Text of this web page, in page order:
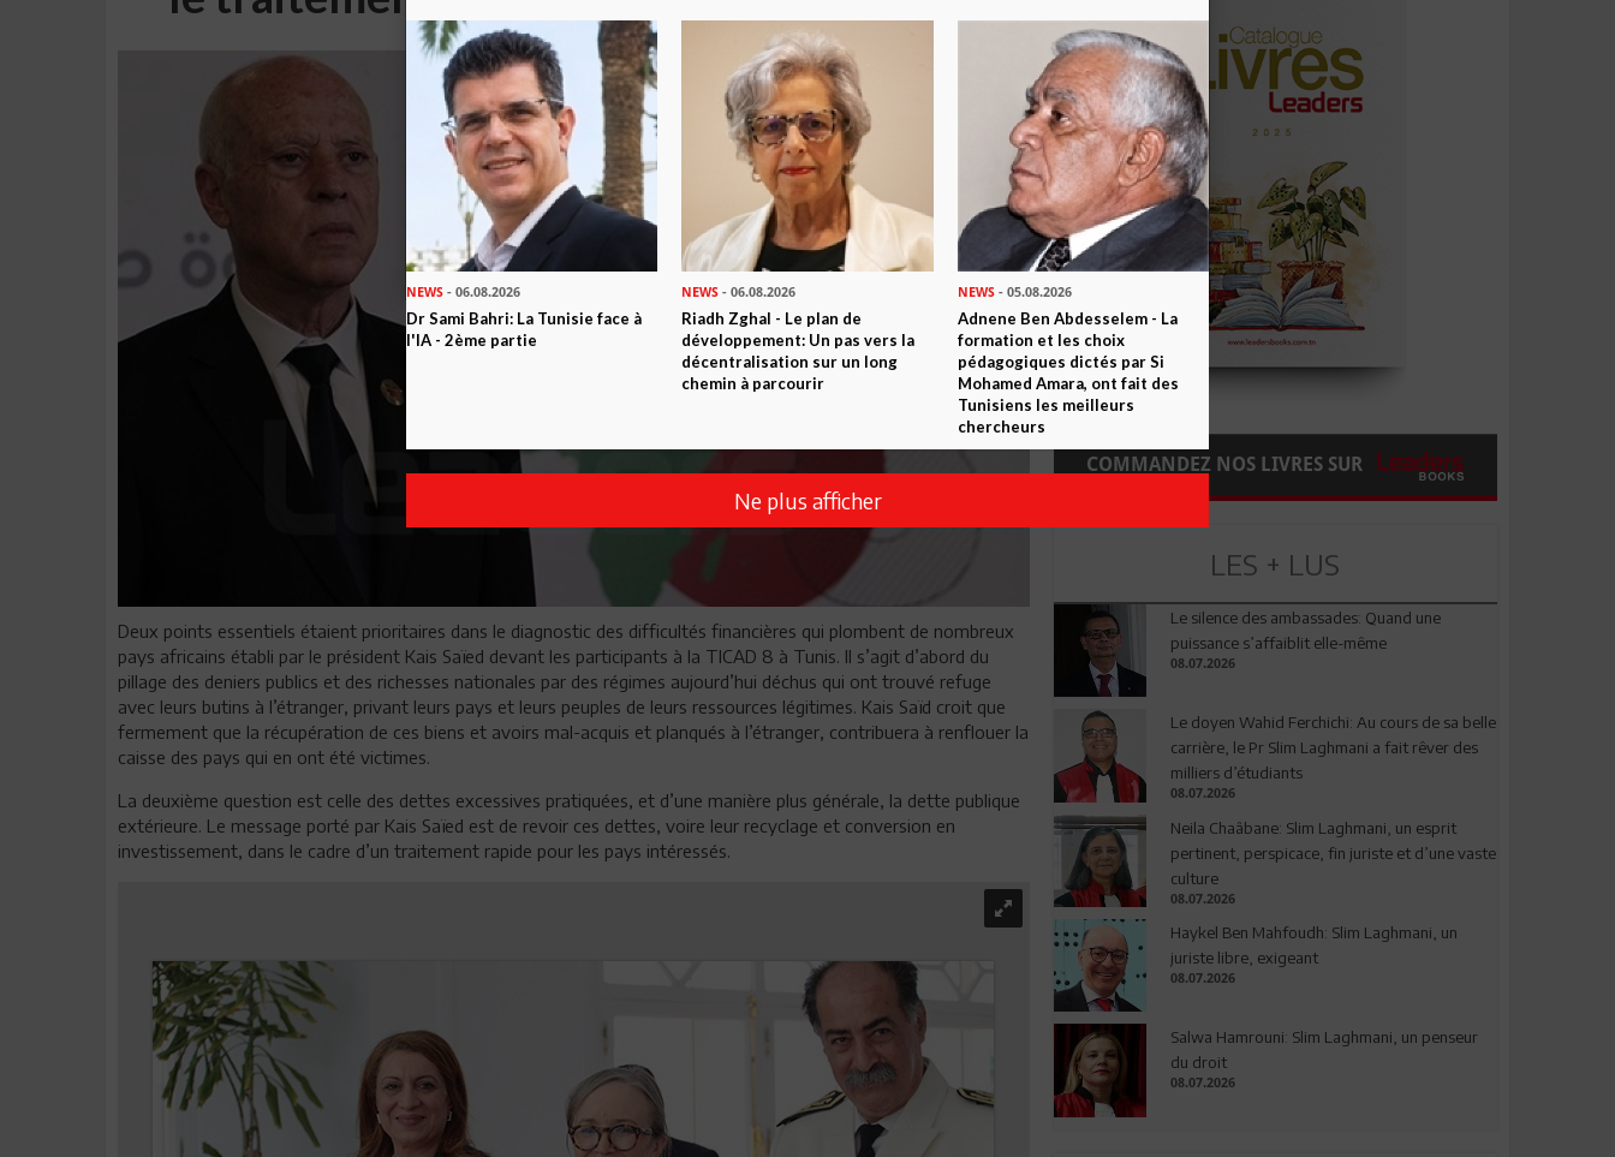
Deux points essentiels étaient prioritaires dans le diagnostic des difficultés financières qui plombent de nombreux
pays africains établi par le président Kais Saïed devant les participants à la TICAD 8 à Tunis. Il s’agit d’abord du
pillage des deniers publics et des richesses nationales par des régimes aujourd’hui déchus qui ont trouvé refuge
avec leurs butins à l’étranger, privant leurs pays et leurs peuples de leurs ressources légitimes. Kais Saïd croit que
fermement que la récupération de ces biens et avoirs mal-acquis et planqués à l’étranger, contribuera à renflouer la
caisse des pays qui en ont été victimes.
La deuxième question est celle des dettes excessives pratiquées, et d’une manière plus générale, la dette publique
extérieure. Le message porté par Kais Saïed est de revoir ces dettes, voire leur recyclage et conversion en
investissement, dans le cadre d’un traitement rapide pour les pays intéressés.
COMMANDEZ NOS LIVRES SUR
LES + LUS
Le silence des ambassades: Quand une
puissance s’affaiblit elle-même
08.07.2026
Le doyen Wahid Ferchichi: Au cours de sa belle
carrière, le Pr Slim Laghmani a fait rêver des
milliers d’étudiants
08.07.2026
Neila Chaâbane: Slim Laghmani, un esprit
pertinent, perspicace, fin juriste et d’une vaste
culture
08.07.2026
Haykel Ben Mahfoudh: Slim Laghmani, un
juriste libre, exigeant
08.07.2026
Salwa Hamrouni: Slim Laghmani, un penseur
du droit
08.07.2026
NEWS - 06.08.2026
Dr Sami Bahri: La Tunisie face à
l'IA - 2ème partie
NEWS - 06.08.2026
Riadh Zghal - Le plan de
développement: Un pas vers la
décentralisation sur un long
chemin à parcourir
NEWS- 05.08.2026
Adnene Ben Abdesselem - La
formation et les choix
pédagogiques dictés par Si
Mohamed Amara, ont fait des
Tunisiens les meilleurs
chercheurs
Ne plus afficher